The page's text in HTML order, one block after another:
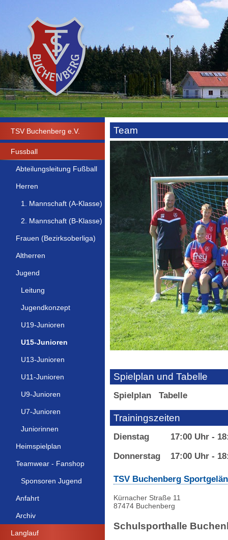
TSV Buchenberg e.V.
Fussball
Abteilungsleitung Fußball
Herren
1. Mannschaft (A-Klasse)
2. Mannschaft (B-Klasse)
Frauen (Bezirksoberliga)
Altherren
Jugend
Leitung
Jugendkonzept
U19-Junioren
U15-Junioren
U13-Junioren
U11-Junioren
U9-Junioren
U7-Junioren
Juniorinnen
Heimspielplan
Teamwear - Fanshop
Sponsoren Jugend
Anfahrt
Archiv
Langlauf
Team
Spielplan und Tabelle
Spielplan Tabelle
Trainingszeiten
Dienstag
17:00 Uhr -
Donnerstag
17:00 Uhr -
TSV Buchenberg
Kürnacher Straße 11
87474 Buchenberg
Schulsporthalle